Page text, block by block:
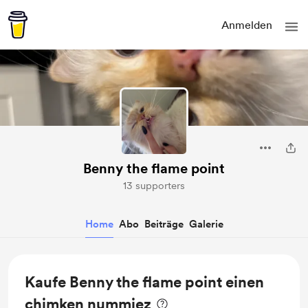
Anmelden
Benny the flame point
13 supporters
Home Abo Beiträge Galerie
Kaufe Benny the flame point einen
chimken nummiez